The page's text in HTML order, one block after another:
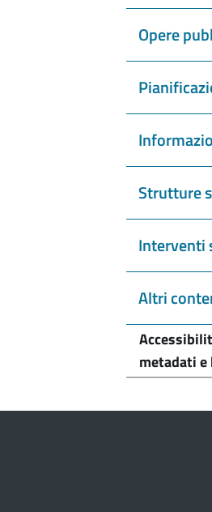
Opere
Strutture
Interventi
Altri
metadati e